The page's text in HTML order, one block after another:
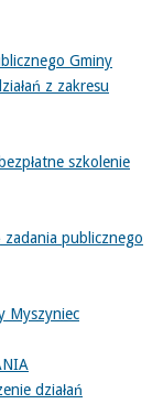
Gminy
z zakresu
szkolenie
publicznego
Myszyniec
działań